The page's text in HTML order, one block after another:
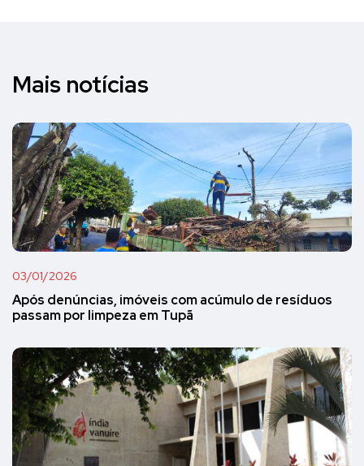
Mais notícias
03/01/2026
Após denúncias, imóveis com acúmulo de resíduos
passam por limpeza em Tupã